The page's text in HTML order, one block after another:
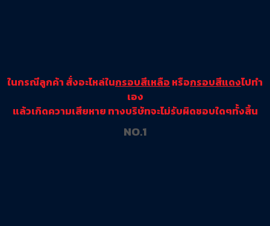
ในกรณีลูกค้า สั่งอะไหล่ในกรอบสีเหลือ หรือกรอบสีแดงไปทำ
เอง
แล้วเกิดความเสียหาย ทางบริษัทจะไม่รับผิดชอบใดๆทั้งสิ้น
NO.1